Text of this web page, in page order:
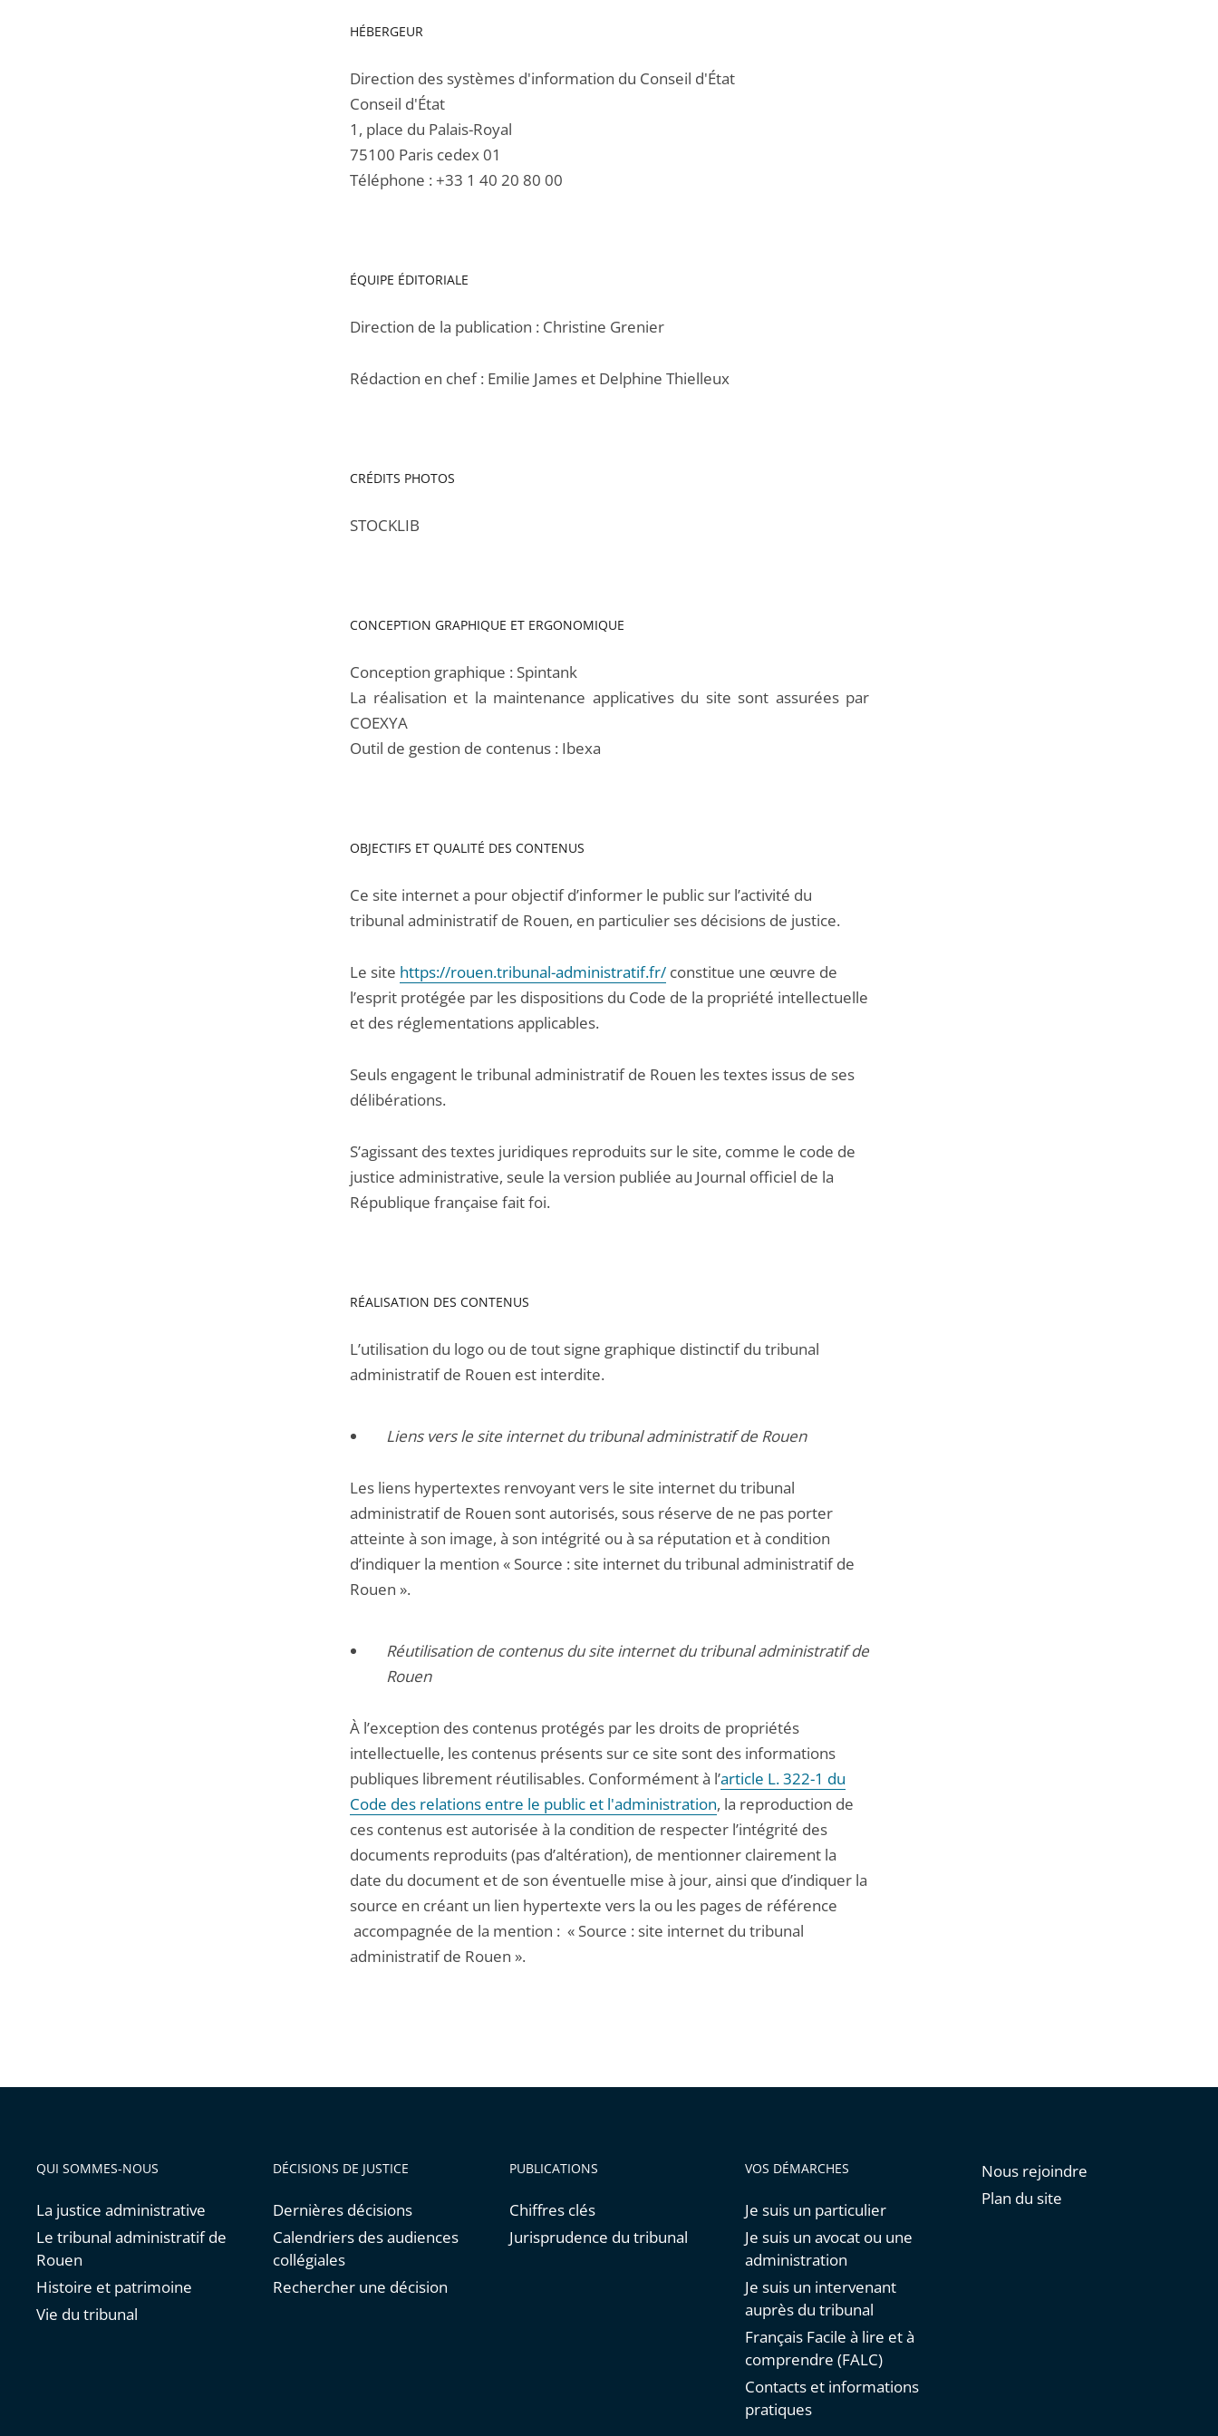
HÉBERGEUR
Direction des systèmes d'information du Conseil d'État
Conseil d'État
1, place du Palais-Royal
75100 Paris cedex 01
Téléphone : +33 1 40 20 80 00
ÉQUIPE ÉDITORIALE
Direction de la publication : Christine Grenier
Rédaction en chef : Emilie James et Delphine Thielleux
CRÉDITS PHOTOS
STOCKLIB
CONCEPTION GRAPHIQUE ET ERGONOMIQUE
Conception graphique : Spintank
La réalisation et la maintenance applicatives du site sont assurées par
COEXYA
Outil de gestion de contenus : Ibexa
OBJECTIFS ET QUALITÉ DES CONTENUS
Ce site internet a pour objectif d’informer le public sur l’activité du
tribunal administratif de Rouen, en particulier ses décisions de justice.
Le site https://rouen.tribunal-administratif.fr/ constitue une œuvre de
l’esprit protégée par les dispositions du Code de la propriété intellectuelle
et des réglementations applicables.
Seuls engagent le tribunal administratif de Rouen les textes issus de ses
délibérations.
S’agissant des textes juridiques reproduits sur le site, comme le code de
justice administrative, seule la version publiée au Journal officiel de la
République française fait foi.
RÉALISATION DES CONTENUS
L’utilisation du logo ou de tout signe graphique distinctif du tribunal
administratif de Rouen est interdite.
Liens vers le site internet du tribunal administratif de Rouen
Les liens hypertextes renvoyant vers le site internet du tribunal
administratif de Rouen sont autorisés, sous réserve de ne pas porter
atteinte à son image, à son intégrité ou à sa réputation et à condition
d’indiquer la mention « Source : site internet du tribunal administratif de
Rouen ».
Réutilisation de contenus du site internet du tribunal administratif de
Rouen
À l’exception des contenus protégés par les droits de propriétés
intellectuelle, les contenus présents sur ce site sont des informations
publiques librement réutilisables. Conformément à l’article L. 322-1 du
Code des relations entre le public et l'administration, la reproduction de
ces contenus est autorisée à la condition de respecter l’intégrité des
documents reproduits (pas d’altération), de mentionner clairement la
date du document et de son éventuelle mise à jour, ainsi que d’indiquer la
source en créant un lien hypertexte vers la ou les pages de référence
accompagnée de la mention : « Source : site internet du tribunal
administratif de Rouen ».
QUI SOMMES-NOUS
La justice administrative
Le tribunal administratif de
Rouen
Histoire et patrimoine
Vie du tribunal
DÉCISIONS DE JUSTICE
Dernières décisions
Calendriers des audiences
collégiales
Rechercher une décision
PUBLICATIONS
Chiffres clés
Jurisprudence du tribunal
VOS DÉMARCHES
Je suis un particulier
Je suis un avocat ou une
administration
Je suis un intervenant
auprès du tribunal
Français Facile à lire et à
comprendre (FALC)
Contacts et informations
pratiques
Nous rejoindre
Plan du site